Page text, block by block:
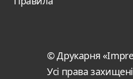
© Друкарня
Усі права